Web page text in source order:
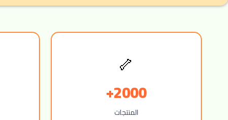
🦴
2000+
المنتجات